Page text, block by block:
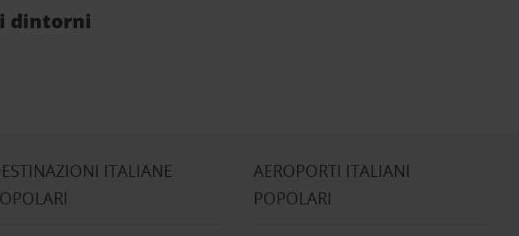
dintorni
ITALIANE
AEROPORTI ITALIANI
POPOLARI